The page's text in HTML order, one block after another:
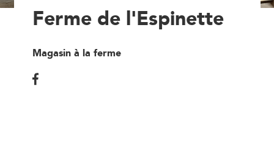
Ferme de l'Espinette
Magasin à la ferme